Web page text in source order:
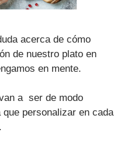
acerca de cómo
de nuestro plato en
en mente.
a ser de modo
personalizar en cada